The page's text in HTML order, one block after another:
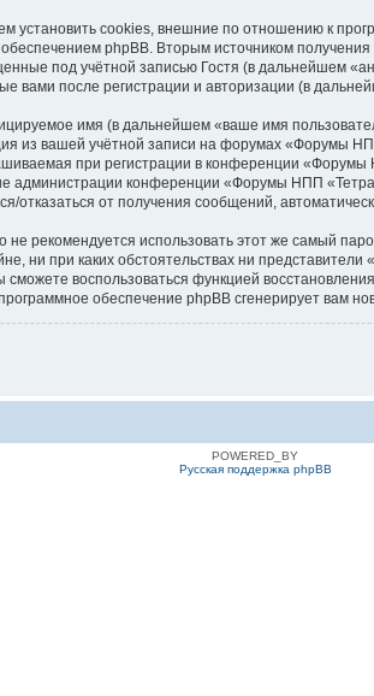
cookies, внешние по отношению к
phpBB. Вторым источником
под учётной записью Гостя (в дальнейшем
вами после регистрации и авторизации (в
имя (в дальнейшем «ваше имя
из вашей учётной записи на форумах «Форумы
при регистрации в конференции
администрации конференции «Форумы НПП
отказаться от получения сообщений,
использовать этот же самый
ни при каких обстоятельствах ни
воспользоваться функцией
обеспечение phpBB сгенерирует вам
POWERED_BY
Русская поддержка phpBB